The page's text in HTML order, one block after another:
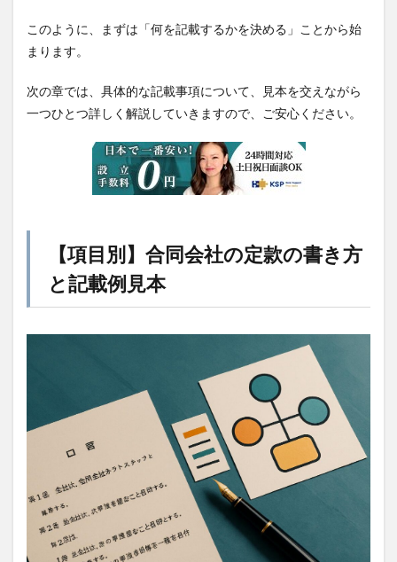
このように、まずは「何を記載するかを決める」ことから始
まります。
次の章では、具体的な記載事項について、見本を交えながら
一つひとつ詳しく解説していきますので、ご安心ください。
【項目別】合同会社の定款の書き方
と記載例見本